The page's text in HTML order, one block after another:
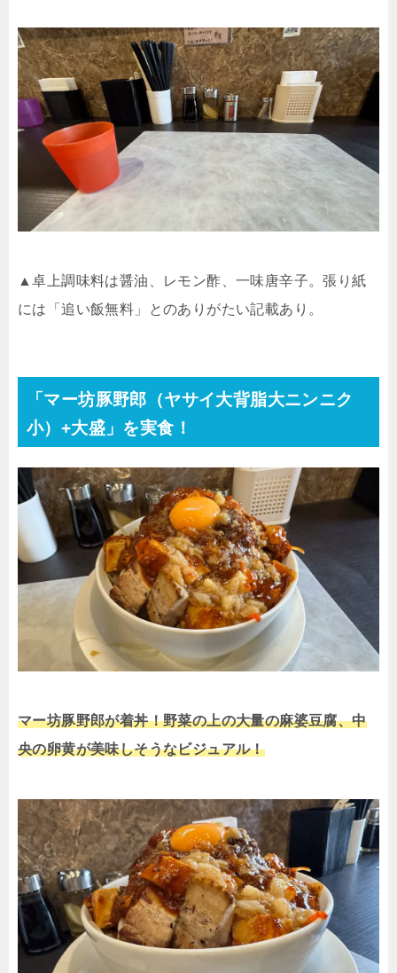
▲卓上調味料は醤油、レモン酢、一味唐辛子。張り紙
には「追い飯無料」とのありがたい記載あり。
「マー坊豚野郎（ヤサイ大背脂大ニンニク
小） +大盛」を実食！
マー坊豚野郎が着丼！野菜の上の大量の麻婆豆腐、中
央の卵黄が美味しそうなビジュアル！